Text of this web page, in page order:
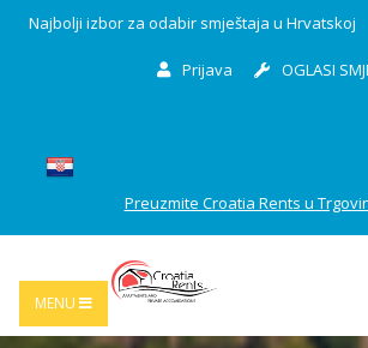
Najbolji izbor za odabir smještaja u Hrvatskoj
Prijava OGLASI
Preuzmite Croatia Rents u
MENU